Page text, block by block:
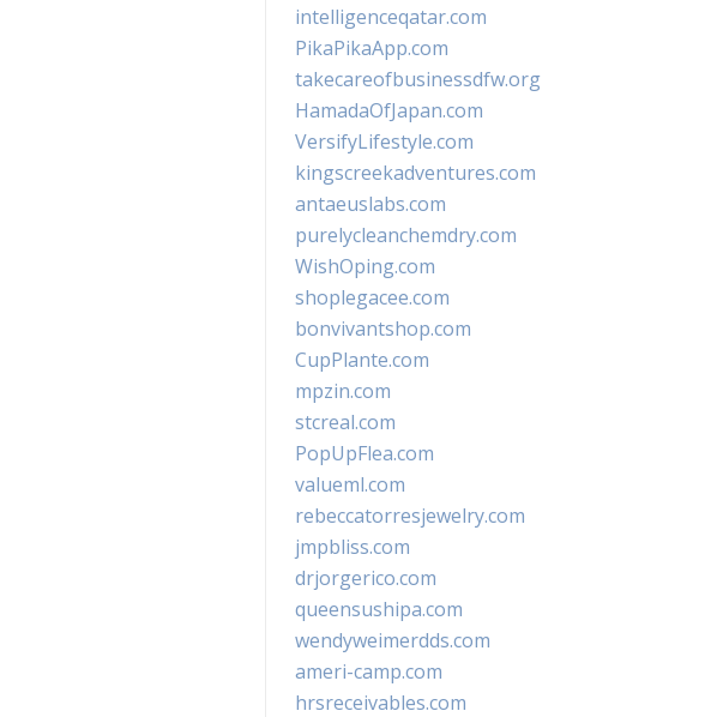
intelligenceqatar.com
PikaPikaApp.com
takecareofbusinessdfw.org
HamadaOfJapan.com
VersifyLifestyle.com
kingscreekadventures.com
antaeuslabs.com
purelycleanchemdry.com
WishOping.com
shoplegacee.com
bonvivantshop.com
CupPlante.com
mpzin.com
stcreal.com
PopUpFlea.com
valueml.com
rebeccatorresjewelry.com
jmpbliss.com
drjorgerico.com
queensushipa.com
wendyweimerdds.com
ameri-camp.com
hrsreceivables.com